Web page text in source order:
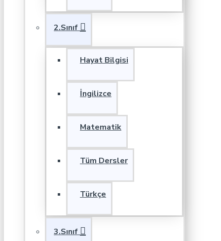
2.Sınıf
Hayat Bilgisi
İngilizce
Matematik
Tüm Dersler
Türkçe
3.Sınıf